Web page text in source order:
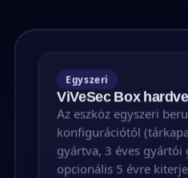
Egyszeri
ViVeSec Box
Az eszköz egyszeri
konfigurációtól
gyártva, 3 éves gyártói
opcionális 5 évre